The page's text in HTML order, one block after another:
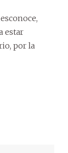
estar
por la